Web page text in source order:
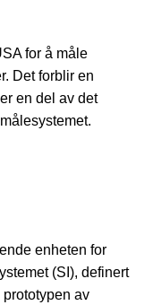
for å måle
Det forblir en
en del av det
enheten for
(SI), definert
av